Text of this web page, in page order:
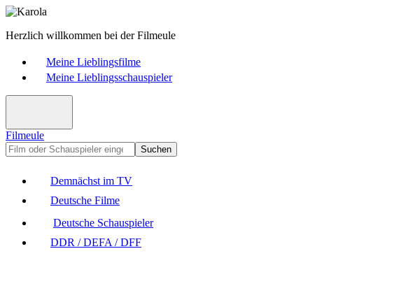
Herzlich willkommen bei der Filmeule
Meine Lieblingsfilme
Meine Lieblingsschauspieler
Filmeule
Suchen
Demnächst im TV
Deutsche Filme
Deutsche Schauspieler
DDR / DEFA / DFF